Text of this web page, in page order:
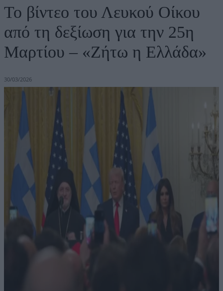
Το βίντεο του Λευκού Οίκου
από τη δεξίωση για την 25η
Μαρτίου – «Ζήτω η Ελλάδα»
30/03/2026